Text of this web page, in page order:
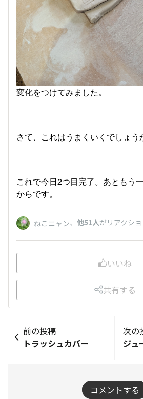
変化をつけてみました。
さて、これはうまくいくでしょう
これで今日2つ目完了。あともう
からです。
ねこニャン、 他51人がリアクシ
いいね
共有する
前の投稿
トラッシュカバー
次の
ジュ
コメントする